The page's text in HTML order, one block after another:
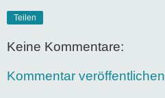
Teilen
Keine Kommentare:
Kommentar veröffentlichen